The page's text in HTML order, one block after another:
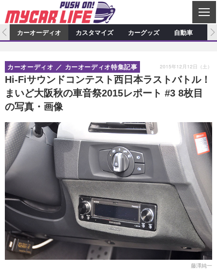
C
L
S
E
カーオーディオ
プロショップ検索 ショップ訪問記
カーオーディオニュース デモカー製作記
その他
カスタマイズ特集記事 カスタマイズ新製品情報
カスタマイズニュース
カーグッズ
カーグッズ特集記事 カーグッズ新製品情報
カーグッズニュース
自動車
スクープ
カーオーディオ カスタマイズ カーグッズ 自動車
Hi-Fiサウンドコンテスト西日本ラストバトル！
まいど大阪秋の車音祭2015レポート #3 8枚目
の写真・画像
カーオーディオ カーオーディオ特集記事 2015年12月12日（土）
藤澤純一